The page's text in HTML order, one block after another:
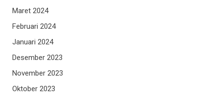
Maret 2024
Februari 2024
Januari 2024
Desember 2023
November 2023
Oktober 2023